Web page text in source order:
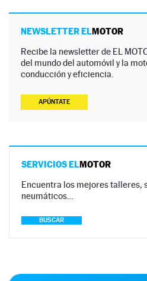
NEWSLETTER ELMOTOR
Recibe la newsletter de EL
del mundo del automóvil y la
conducción y eficiencia.
APÚNTATE
SERVICIOS ELMOTOR
Encuentra los mejores talleres,
neumáticos…
BUSCAR